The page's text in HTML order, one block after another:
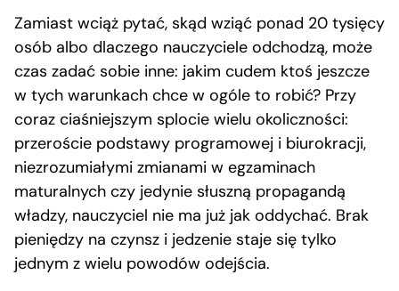
Zamiast wciąż pytać, skąd wziąć ponad 20 tysięcy
osób albo dlaczego nauczyciele odchodzą, może
czas zadać sobie inne: jakim cudem ktoś jeszcze
w tych warunkach chce w ogóle to robić? Przy
coraz ciaśniejszym splocie wielu okoliczności:
przeroście podstawy programowej i biurokracji,
niezrozumiałymi zmianami w egzaminach
maturalnych czy jedynie słuszną propagandą
władzy, nauczyciel nie ma już jak oddychać. Brak
pieniędzy na czynsz i jedzenie staje się tylko
jednym z wielu powodów odejścia.